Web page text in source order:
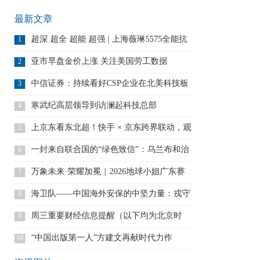
最新文章
1 超深 超全 超能 超强 | 上海薇琳5575全能抗
2 亚市早盘金价上涨 关注美国劳工数据
3
中信证券：持续看好CSP企业在北美科技板
块内
4 寒武纪高层领导到访澜起科技总部
5
上京东看东北超！快手 × 京东跨界联动，观
赛猜
6
一封来自联合国的“绿色致信”：乌兰布和治
7
万象未来·荣耀加冕｜2026地球小姐广东赛
8
海卫队——中国海外安保的中坚力量：戎守
9
周三重要财经信息提醒（以下均为北京时
间）
10 “中国出版第一人”方建文再献时代力作